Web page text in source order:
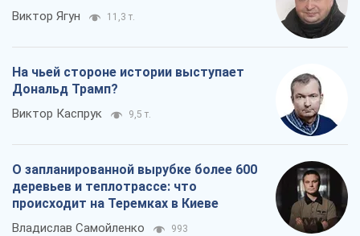
Виктор Ягун 11,3 т.
На чьей стороне истории выступает
Дональд Трамп?
Виктор Каспрук 9,5 т.
О запланированной вырубке более 600
деревьев и теплотрассе: что
происходит на Теремках в Киеве
Владислав Самойленко 993